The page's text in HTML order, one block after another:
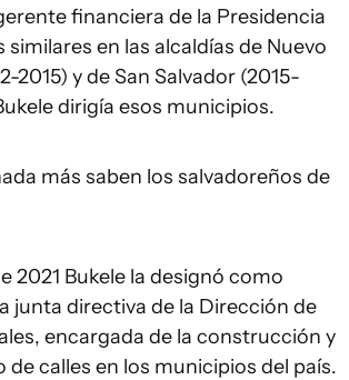
financiera de la Presidencia
en las alcaldías de Nuevo
2015) y de San Salvador (2015-
dirigía esos municipios.
más saben los salvadoreños de
2021 Bukele la designó como
junta directiva de la Dirección de
encargada de la construcción y
calles en los municipios del país.